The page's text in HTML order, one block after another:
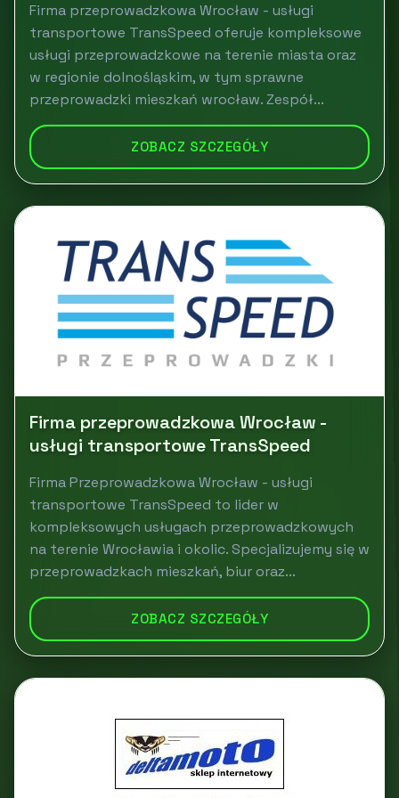
Firma przeprowadzkowa Wrocław - usługi
transportowe TransSpeed oferuje kompleksowe
usługi przeprowadzkowe na terenie miasta oraz
w regionie dolnośląskim, w tym sprawne
przeprowadzki mieszkań wrocław. Zespół...
ZOBACZ SZCZEGÓŁY
Firma przeprowadzkowa Wrocław -
usługi transportowe TransSpeed
Firma Przeprowadzkowa Wrocław - usługi
transportowe TransSpeed to lider w
kompleksowych usługach przeprowadzkowych
na terenie Wrocławia i okolic. Specjalizujemy się w
przeprowadzkach mieszkań, biur oraz...
ZOBACZ SZCZEGÓŁY